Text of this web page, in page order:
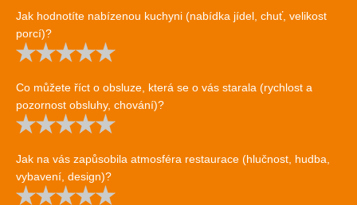
Jak hodnotíte nabízenou kuchyni (nabídka jídel, chuť, velikost
porcí)?
Co můžete říct o obsluze, která se o vás starala (rychlost a
pozornost obsluhy, chování)?
Jak na vás zapůsobila atmosféra restaurace (hlučnost, hudba,
vybavení, design)?